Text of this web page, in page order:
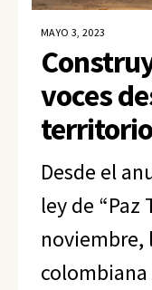
MAYO 3, 2023
voces
Desde el
ley de “Paz
noviembre,
colombiana